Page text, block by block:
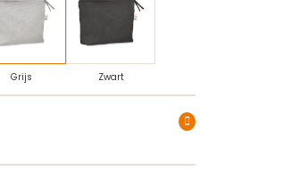
Grijs Zwart